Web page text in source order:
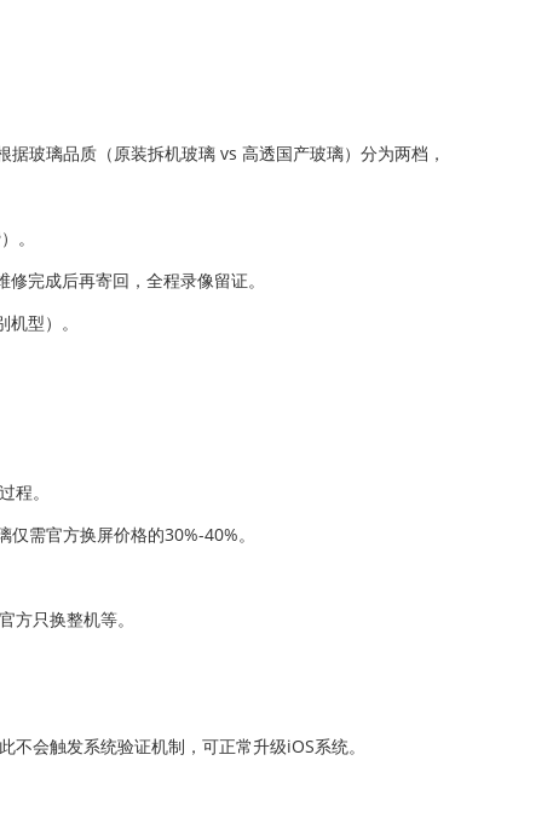
玻璃品质（原装拆机玻璃 vs 高透国产玻璃）分为两档，
。
完成后再寄回，全程录像留证。
型）。
程。
需官方换屏价格的30%-40%。
方只换整机等。
会触发系统验证机制，可正常升级iOS系统。